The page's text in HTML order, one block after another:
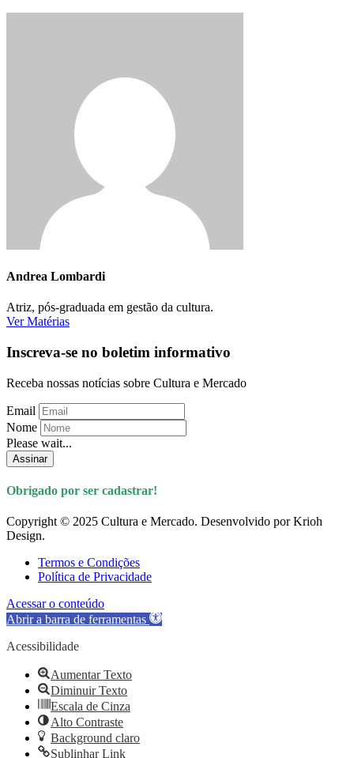
Andrea Lombardi
Atriz, pós-graduada em gestão da cultura.
Ver Matérias
Inscreva-se no boletim informativo
Receba nossas notícias sobre Cultura e Mercado
Email
Nome
Please wait...
Assinar
Obrigado por ser cadastrar!
Copyright © 2025 Cultura e Mercado. Desenvolvido por Krioh
Design.
Termos e Condições
Política de Privacidade
Acessar o conteúdo
Abrir a barra de ferramentas
Acessibilidade
Aumentar Texto
Diminuir Texto
Escala de Cinza
Alto Contraste
Background claro
Sublinhar Link